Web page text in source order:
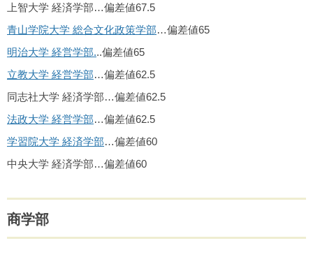
上智大学 経済学部…偏差値67.5
青山学院大学 総合文化政策学部…偏差値65
明治大学 経営学部...偏差値65
立教大学 経営学部…偏差値62.5
同志社大学 経済学部…偏差値62.5
法政大学 経営学部…偏差値62.5
学習院大学 経済学部…偏差値60
中央大学 経済学部…偏差値60
商学部